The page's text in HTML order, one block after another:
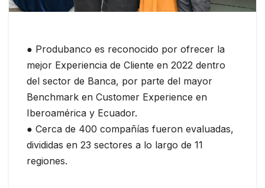
● Produbanco es reconocido por ofrecer la
mejor Experiencia de Cliente en 2022 dentro
del sector de Banca, por parte del mayor
Benchmark en Customer Experience en
Iberoamérica y Ecuador.
● Cerca de 400 compañías fueron evaluadas,
divididas en 23 sectores a lo largo de 11
regiones.